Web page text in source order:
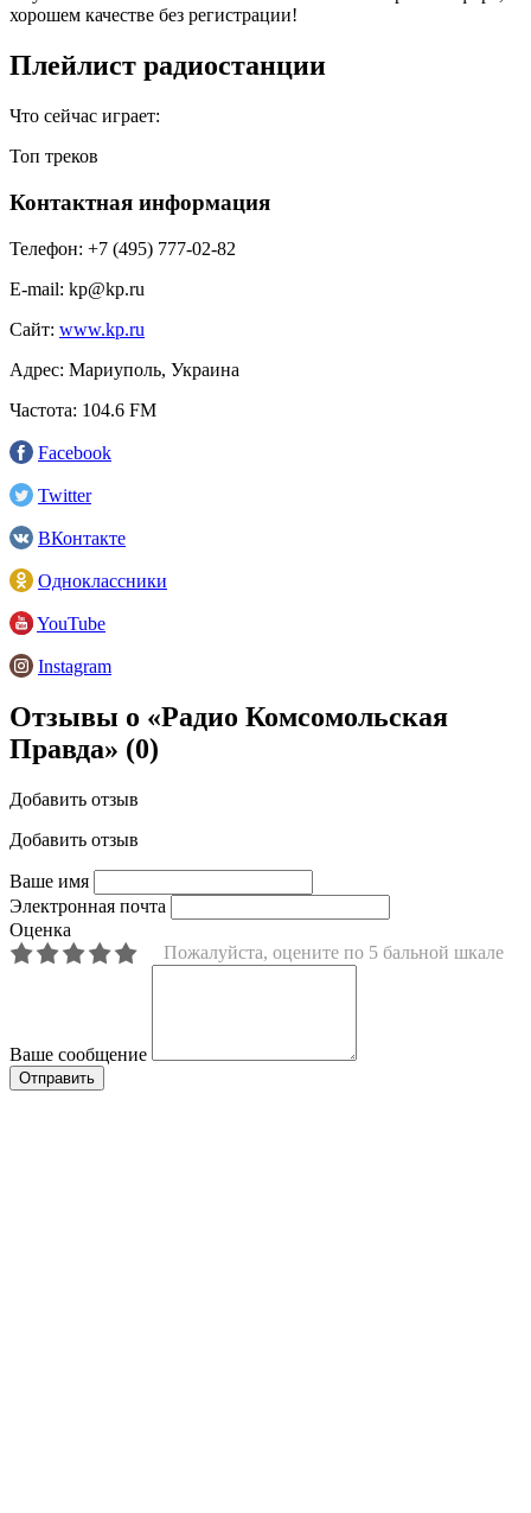
хорошем качестве без регистрации!
Плейлист радиостанции
Что сейчас играет:
Топ треков
Контактная информация
Телефон: +7 (495) 777-02-82
E-mail: kp@kp.ru
Сайт: www.kp.ru
Адрес: Мариуполь, Украина
Частота: 104.6 FM
Facebook
Twitter
ВКонтакте
Одноклассники
YouTube
Instagram
Отзывы о «Радио Комсомольская
Правда» (0)
Добавить отзыв
Добавить отзыв
Ваше имя
Электронная почта
Оценка
Пожалуйста, оцените по 5 бальной шкале
Ваше сообщение